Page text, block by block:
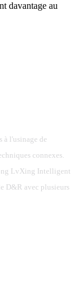
davantage au
à l'usinage de
connexes.
LvXing Intelligent
D&R avec plusieurs